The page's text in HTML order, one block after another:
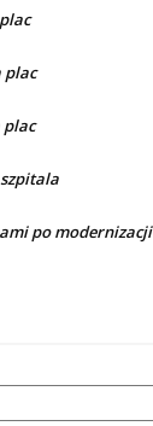
plac
plac
po modernizacji